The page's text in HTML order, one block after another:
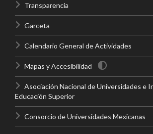
Transparencia
Garceta
Calendario General de Actividades
Mapas y Accesibilidad
Asociación Nacional de Universidades e
Educación Superior
Consorcio de Universidades Mexicanas